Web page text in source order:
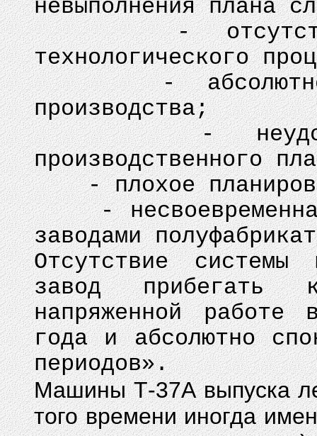
невыполнения плана
- отсутствие
технологического
- абсолютное
производства;
-
производственного
- плохое
- несвоевременная
заводами
Отсутствие
завод прибегать
напряженной
года и абсолютно
периодов».
Машины Т-37А выпуска
того времени иногда